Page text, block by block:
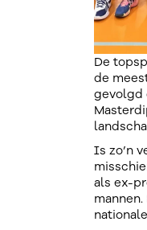
De
de
gevolgd
Is zo’n
als ex-